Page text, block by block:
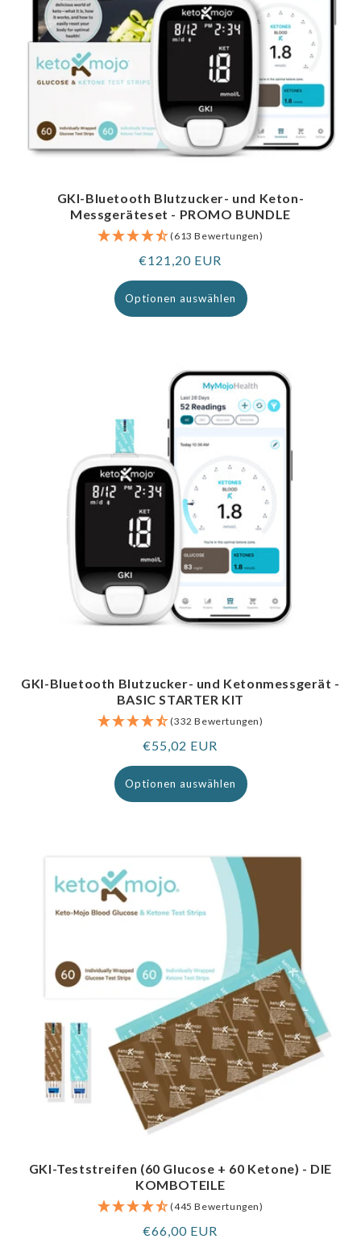
GKI-Bluetooth Blutzucker- und Keton-
Messgeräteset - PROMO BUNDLE
(613 Bewertungen)
Regulärer
Preis
€121,20 EUR
Optionen auswählen
GKI-Bluetooth Blutzucker- und Ketonmessgerät -
BASIC STARTER KIT
(332 Bewertungen)
Regulärer
Preis
€55,02 EUR
Optionen auswählen
GKI-Teststreifen (60 Glucose + 60 Ketone) - DIE
KOMBOTEILE
(445 Bewertungen)
Regulärer
€66,00 EUR